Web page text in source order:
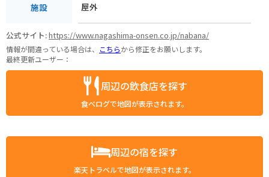
施設 屋外
公式サイト:https://www.nagashima-onsen.co.jp/nabana/
情報が間違っている場合は、 こちらから修正をお願いします。
最終更新ユーザー：
周辺の飲食店を探す
食べログで地図が表示されます。
周辺の宿を探す
楽天トラベルで地図が表示されます。